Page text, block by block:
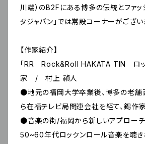
川端）のB2Fにある博多の伝統とファッ
タジャパン」では常設コーナーがござい
【作家紹介】
「RR Rock&Roll HAKATA TIN ロッ
家 / 村上 禎人
●地元の福岡大学卒業後、博多の老舗
ら在福テレビ局関連会社を経て、錫作
●音楽の街/福岡から新しいアプローチ
50~60年代ロックンロール音楽を聴き